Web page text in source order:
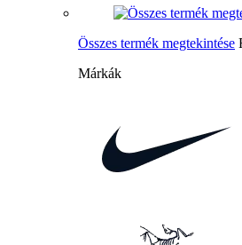
Összes termék megtekintése
Márkák